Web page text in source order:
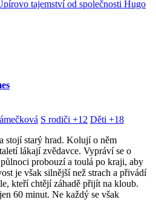
S rodiči +12 Děti +18
stojí starý hrad. Kolují o něm
lákají zvědavce. Vypráví se o
probouzí a toulá po kraji, aby
je však silnější než strach a přivádí
kteří chtějí záhadě přijít na kloub.
60 minut. Ne každý se však